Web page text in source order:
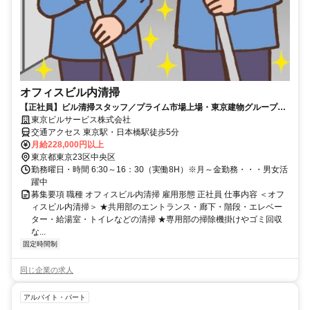
オフィスビル内清掃
【正社員】ビル清掃スタッフ／プライム市場上場・東京建物グループ会
社／未経験歓迎／祝い金・手当等待遇◎
東京ビルサービス株式会社
交通アクセス 東京駅・日本橋駅徒歩5分
月給228,000円以上
東京都東京23区中央区
勤務曜日・時間 6:30～16：30（実働8H）※月～金勤務・・・男女活
躍中
募集要項 職種 オフィスビル内清掃 雇用形態 正社員 仕事内容 ＜オフ
ィスビル内清掃＞ ★共用部のエントランス・廊下・階段・エレベー
ター・給湯室・トイレなどの清掃 ★専用部の掃除機掛けやゴミ回収
な...
固定時間制
同じ企業の求人
アルバイト・パート